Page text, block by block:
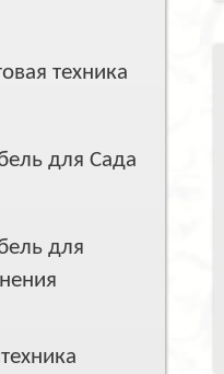
техника
для Сада
для